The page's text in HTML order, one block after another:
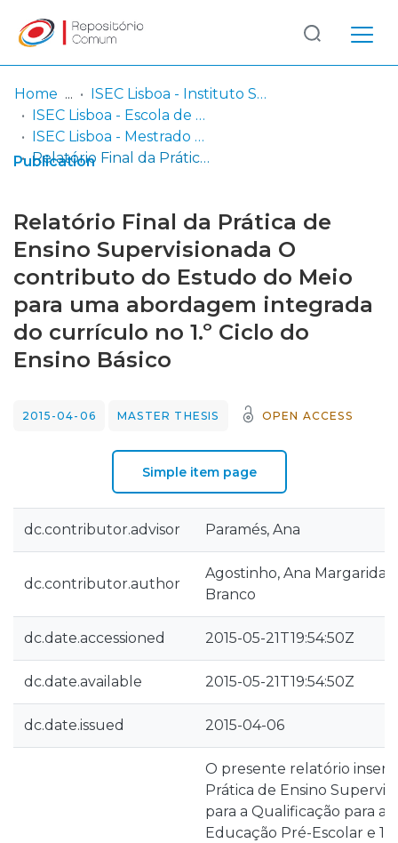
Communities
& Collections
Statistics
Log
In
(current)
Home
ISEC Lisboa - Instituto Superior de Educação e Ciências
ISEC Lisboa - Escola de Educação e Desenvolvimento Humano
ISEC Lisboa - Mestrado em Educação Pré-Escolar e Ensino do 1º Ciclo do Ensino Básico
Relatório Final da Prática de Ensino Supervisionada O contributo do Estudo do Meio para uma abordagem integrada do currículo no 1.º Ciclo do Ensino Básico
Publication
Relatório Final da Prática de
Ensino Supervisionada O
contributo do Estudo do Meio
para uma abordagem integrada
do currículo no 1.º Ciclo do
Ensino Básico
2015-04-06 MASTER THESIS OPEN ACCESS
Simple item page
dc.contributor.advisor Paramés, Ana
dc.contributor.author
Agostinho, Ana Margarida
Branco
dc.date.accessioned 2015-05-21T19:54:50Z
dc.date.available 2015-05-21T19:54:50Z
dc.date.issued 2015-04-06
O presente relatório
Prática de Ensino
para a Qualificação para a
Educação Pré-Escolar e